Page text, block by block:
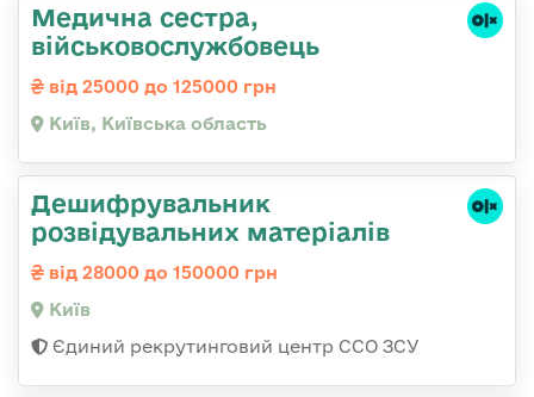
Медична сестpа,
військовослужбовець
від 25000 до 125000 грн
Київ, Київська область
Дешифрувальник
розвідувальних матеріалів
від 28000 до 150000 грн
Київ
Єдиний рекрутинговий центр ССО ЗСУ